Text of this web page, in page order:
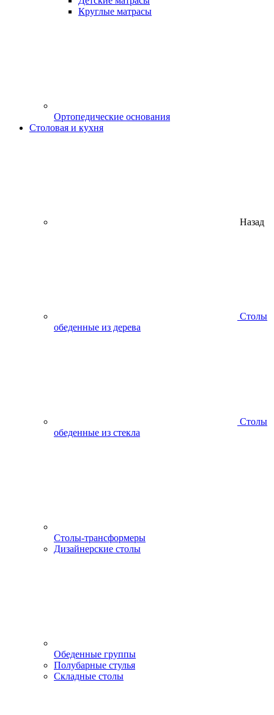
Круглые матрасы
Ортопедические основания
Столовая и кухня
Назад
Столы
обеденные из дерева
Столы
обеденные из стекла
Столы-трансформеры
Дизайнерские столы
Обеденные группы
Полубарные стулья
Складные столы